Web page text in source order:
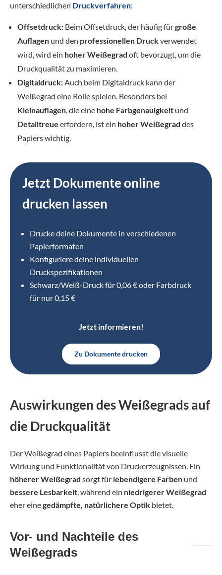
unterschiedlichen Druckverfahren:
Offsetdruck: Beim Offsetdruck, der häufig fürgroße
Auflagen und den professionellen Druckverwendet
wird, wird ein hoher Weißegrad oft bevorzugt, um die
Druckqualität zu maximieren.
Digitaldruck:Auch beim Digitaldruck kann der
Weißegrad eine Rolle spielen. Besonders bei
Kleinauflagen, die eine hohe Farbgenauigkeit und
Detailtreue erfordern, ist ein hoher Weißegrad des
Papiers wichtig.
Jetzt Dokumente online
drucken lassen
Drucke deine Dokumente in verschiedenen
Papierformaten
Konfiguriere deine individuellen
Druckspezifikationen
Schwarz/Weiß-Druck für 0,06 € oder Farbdruck
für nur 0,15 €
Jetzt informieren!
Zu Dokumente drucken
Auswirkungen des Weißegrads auf
die Druckqualität
Der Weißegrad eines Papiers beeinflusst die visuelle
Wirkung und Funktionalität von Druckerzeugnissen. Ein
höherer Weißegrad sorgt für lebendigere Farben und
bessere Lesbarkeit, während ein niedrigerer Weißegrad
eher einegedämpfte, natürlichere Optik bietet.
Vor- und Nachteile des
Weißegrads